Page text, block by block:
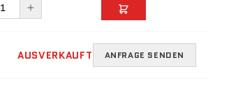
AUSVERKAUFT ANFRAGE SENDEN